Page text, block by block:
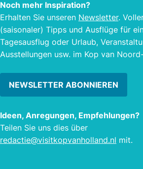
ist Wip-in seit 1970! Wir alle
Frische. Auch zu unseren
gebratenen Hamburgern
immer die frischesten
Noch mehr Inspiration?
Erhalten Sie unseren Newsletter.
(saisonaler) Tipps und Ausflüge für
Tagesausflug oder Urlaub,
Ausstellungen usw. im Kop van
NEWSLETTER ABONNIEREN
Ideen, Anregungen, Empfehlungen?
Teilen Sie uns dies über
redactie@visitkopvanholland.nl mit.